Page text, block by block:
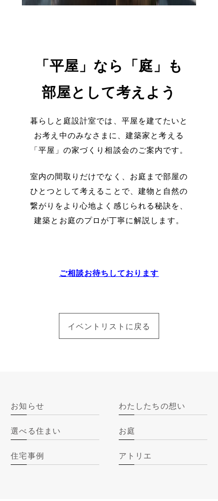
「平屋」なら「庭」も
部屋として考えよう
暮らしと庭設計室では、 平屋を建てたいと
お考え中のみなさまに、建築家と考える
「平屋」の家づくり相談会のご案内です。
室内の間取りだけでなく、お庭まで部屋の
ひとつとして考えることで、建物と自然の
繋がりをより心地よく感じられる秘訣を、
建築とお庭のプロが丁寧に解説します。
ご相談お待ちしております
イベントリストに戻る
お知らせ わたしたちの想い
選べる住まい お庭
住宅事例 アトリエ